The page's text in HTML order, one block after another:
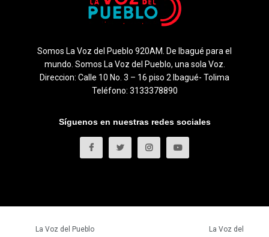
Somos La Voz del Pueblo 920AM. De Ibagué para el
mundo. Somos La Voz del Pueblo, una sola Voz.
Direccion: Calle 10 No. 3 – 16 piso 2 Ibagué- Tolima
Teléfono: 3133378890
Síguenos en nuestras redes sociales
La Voz del Pueblo La Voz del